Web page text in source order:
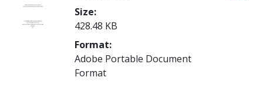
Size:
428.48 KB
Format:
Adobe Portable Document
Format